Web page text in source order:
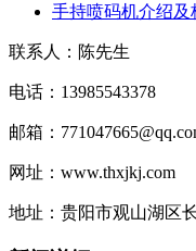
手持喷码机介绍及
联系人：陈先生
电话：13985543378
邮箱：
网址：www.thxjkj.com
地址：贵阳市观山湖区